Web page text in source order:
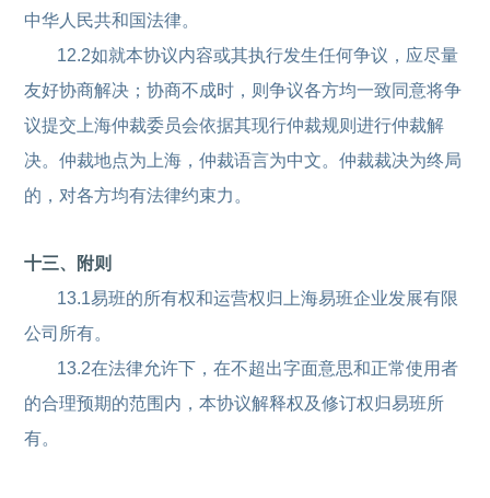
中华人民共和国法律。
12.2如就本协议内容或其执行发生任何争议，应尽量
友好协商解决；协商不成时，则争议各方均一致同意将争
议提交上海仲裁委员会依据其现行仲裁规则进行仲裁解
决。仲裁地点为上海，仲裁语言为中文。仲裁裁决为终局
的，对各方均有法律约束力。
十三、附则
13.1易班的所有权和运营权归上海易班企业发展有限
公司所有。
13.2在法律允许下，在不超出字面意思和正常使用者
的合理预期的范围内，本协议解释权及修订权归易班所
有。